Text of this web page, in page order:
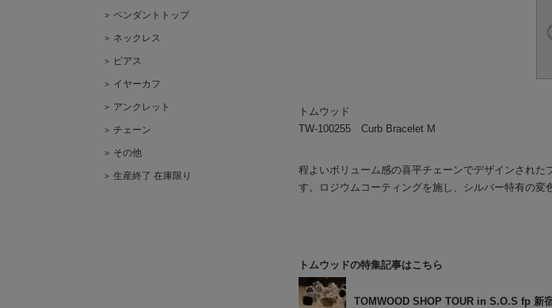
トムウッド
TW-100255 Curb Bracelet M
程よいボリューム感の喜平チェーンでデザインされ
す。ロジウムコーティングを施し、シルバー特有の変
トムウッドの特集記事はこちら
TOMWOOD SHOP TOUR in S.O.S fp 新
ペンダントトップ
ネックレス
ピアス
イヤーカフ
アンクレット
チェーン
その他
生産終了 在庫限り